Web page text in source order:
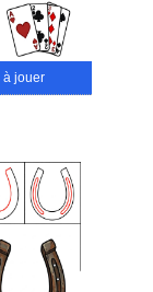
à jouer